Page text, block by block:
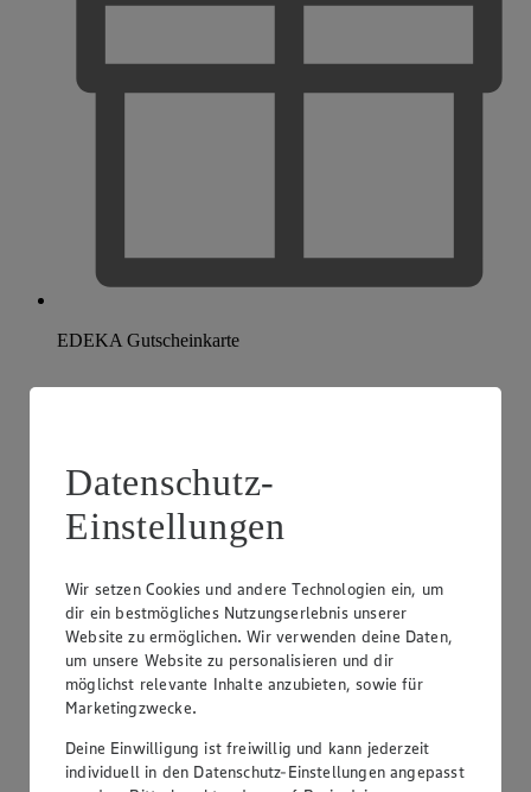
EDEKA Gutscheinkarte
Datenschutz-
Einstellungen
Wir setzen Cookies und andere Technologien ein, um
dir ein bestmögliches Nutzungserlebnis unserer
Website zu ermöglichen. Wir verwenden deine Daten,
um unsere Website zu personalisieren und dir
möglichst relevante Inhalte anzubieten, sowie für
Marketingzwecke.
Deine Einwilligung ist freiwillig und kann jederzeit
individuell in den Datenschutz-Einstellungen angepasst